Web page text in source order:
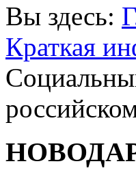
Вы здесь:
Краткая
НОВОДАР